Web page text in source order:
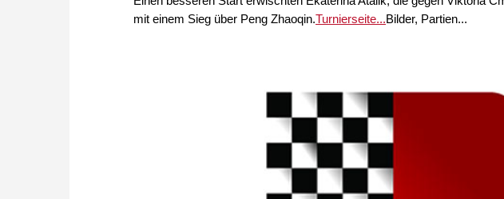
mit einem Sieg über Peng Zhaoqin.Turnierseite...Bilder, Partien...